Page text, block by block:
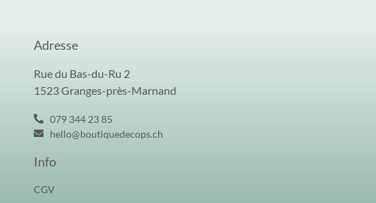
Adresse
Rue du Bas-du-Ru 2
1523 Granges-près-Marnand
079 344 23 85
hello@boutiquedecops.ch
Info
CGV